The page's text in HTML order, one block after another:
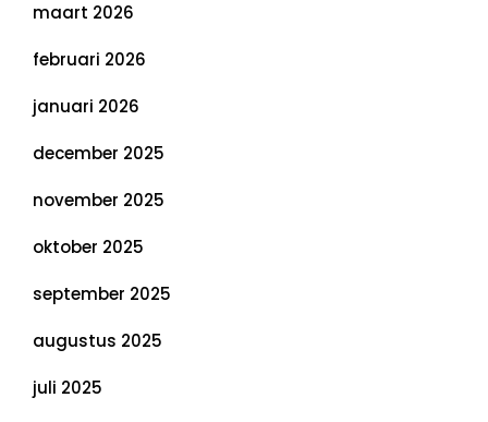
maart 2026
februari 2026
januari 2026
december 2025
november 2025
oktober 2025
september 2025
augustus 2025
juli 2025